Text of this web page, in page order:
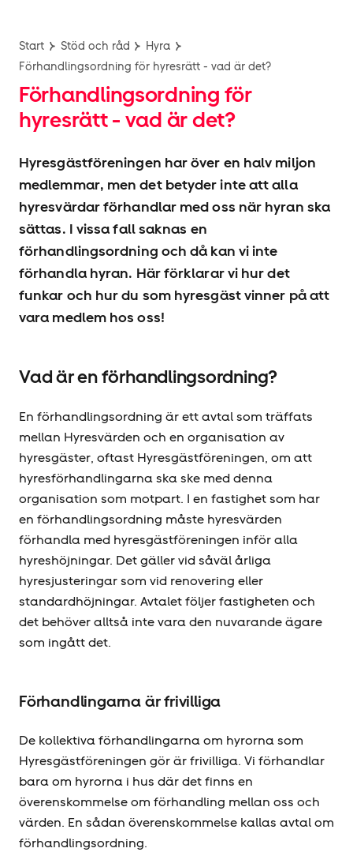
Start Stöd och råd
Hyra
Förhandlingsordning för hyresrätt - vad är det?
Förhandlingsordning för
hyresrätt - vad är det?
Hyresgäst­föreningen har över en halv miljon
medlemmar, men det betyder inte att alla
hyresvärdar förhandlar med oss när hyran ska
sättas. I vissa fall saknas en
förhandlingsordning och då kan vi inte
förhandla hyran. Här förklarar vi hur det
funkar och hur du som hyresgäst vinner på att
vara medlem hos oss!
Vad är en förhandlingsordning?
En förhandlingsordning är ett avtal som träffats
mellan Hyresvärden och en organisation av
hyresgäster, oftast Hyresgäst­föreningen, om att
hyres­förhandlingarna ska ske med denna
organisation som motpart. I en fastighet som har
en förhandlingsordning måste hyresvärden
förhandla med hyresgäst­föreningen inför alla
hyres­höjningar. Det gäller vid såväl årliga
hyresjusteringar som vid renovering eller
standardhöjningar. Avtalet följer fastigheten och
det behöver alltså inte vara den nuvarande ägare
som ingått det.
Förhandlingarna är frivilliga
De kollektiva förhandlingarna om hyrorna som
Hyresgäst­föreningen gör är frivilliga. Vi förhandlar
bara om hyrorna i hus där det finns en
överenskommelse om förhandling mellan oss och
värden. En sådan överenskommelse kallas avtal om
förhandlingsordning.